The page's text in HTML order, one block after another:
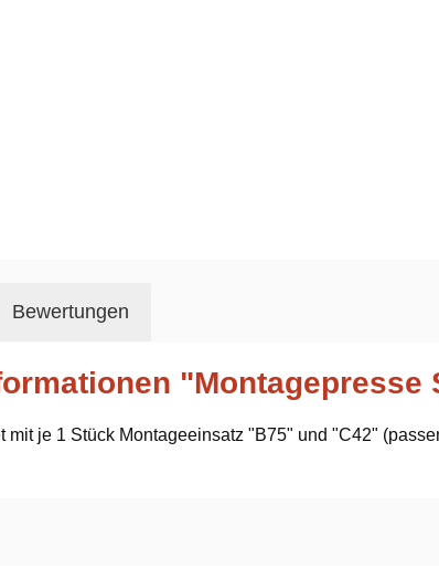
Bewertungen
"Montagepresse
mit je 1 Stück Montageeinsatz "B75" und "C42"